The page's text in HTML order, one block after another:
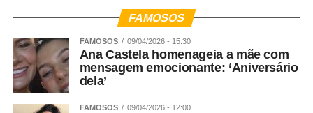
FAMOSOS
FAMOSOS 09/04/2026 - 15:30
Ana Castela homenageia a mãe com
mensagem emocionante: ‘Aniversário
dela’
FAMOSOS 09/04/2026 - 12:00